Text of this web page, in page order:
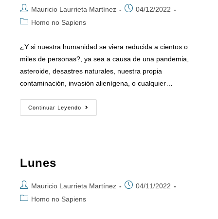
Mauricio Laurrieta Martínez
04/12/2022
Homo no Sapiens
¿Y si nuestra humanidad se viera reducida a cientos o
miles de personas?, ya sea a causa de una pandemia,
asteroide, desastres naturales, nuestra propia
contaminación, invasión alienígena, o cualquier…
Continuar Leyendo
Lunes
Mauricio Laurrieta Martínez
04/11/2022
Homo no Sapiens